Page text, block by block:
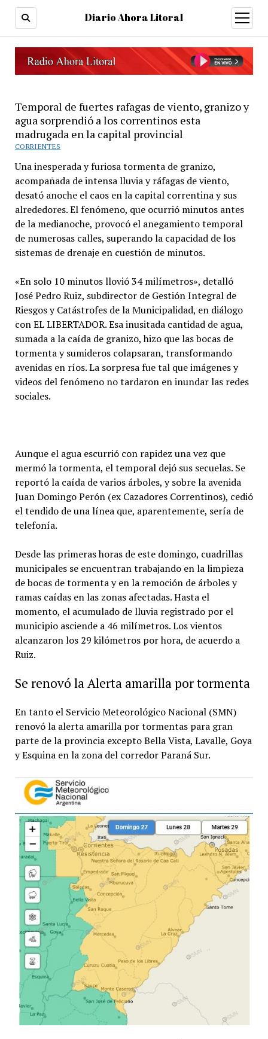
Diario Ahora Litoral
open
menu
Temporal de fuertes rafagas de viento, granizo y
agua sorprendió a los correntinos esta
madrugada en la capital provincial
CORRIENTES
Una inesperada y furiosa tormenta de granizo,
acompañada de intensa lluvia y ráfagas de viento,
desató anoche el caos en la capital correntina y sus
alrededores. El fenómeno, que ocurrió minutos antes
de la medianoche, provocó el anegamiento temporal
de numerosas calles, superando la capacidad de los
sistemas de drenaje en cuestión de minutos.
«En solo 10 minutos llovió 34 milímetros», detalló
José Pedro Ruiz, subdirector de Gestión Integral de
Riesgos y Catástrofes de la Municipalidad, en diálogo
con EL LIBERTADOR. Esa inusitada cantidad de agua,
sumada a la caída de granizo, hizo que las bocas de
tormenta y sumideros colapsaran, transformando
avenidas en ríos. La sorpresa fue tal que imágenes y
videos del fenómeno no tardaron en inundar las redes
sociales.
Aunque el agua escurrió con rapidez una vez que
mermó la tormenta, el temporal dejó sus secuelas. Se
reportó la caída de varios árboles, y sobre la avenida
Juan Domingo Perón (ex Cazadores Correntinos), cedió
el tendido de una línea que, aparentemente, sería de
telefonía.
Desde las primeras horas de este domingo, cuadrillas
municipales se encuentran trabajando en la limpieza
de bocas de tormenta y en la remoción de árboles y
ramas caídas en las zonas afectadas. Hasta el
momento, el acumulado de lluvia registrado por el
municipio asciende a 46 milímetros. Los vientos
alcanzaron los 29 kilómetros por hora, de acuerdo a
Ruiz.
Se renovó la Alerta amarilla por tormenta
En tanto el Servicio Meteorológico Nacional (SMN)
renovó la alerta amarilla por tormentas para gran
parte de la provincia excepto Bella Vista, Lavalle, Goya
y Esquina en la zona del corredor Paraná Sur.